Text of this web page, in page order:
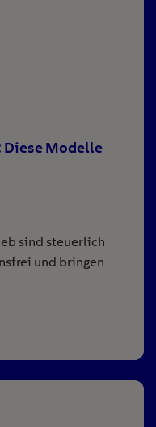
Diese Modelle
sind steuerlich
und bringen